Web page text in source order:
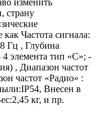
страну
как Частота сигнала:
Гц , Глубина
элемента тип «С»; -
, Диапазон частот
частот «Радио» :
IP54, Внесен в
2,45 кг, и пр.